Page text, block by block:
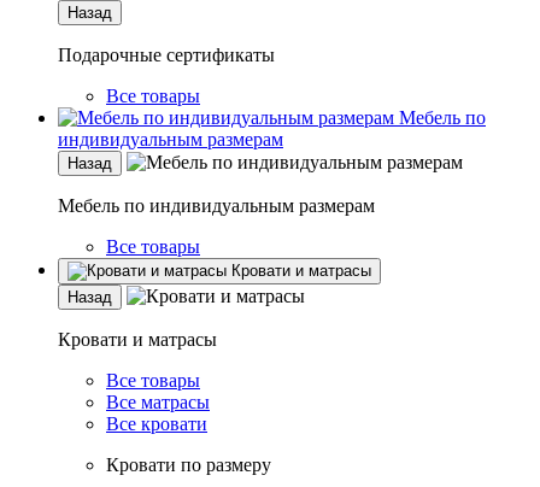
Назад
Подарочные сертификаты
Все товары
Мебель по
индивидуальным размерам
Назад
Мебель по индивидуальным размерам
Все товары
Кровати и матрасы
Назад
Кровати и матрасы
Все товары
Все матрасы
Все кровати
Кровати по размеру